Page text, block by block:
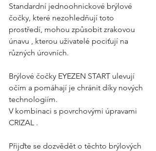
Standardní jednoohnickové brýlové
čočky, které nezohledňují toto
prostředí, mohou způsobit zrakovou
únavu , kterou uživatelé pociťují na
různých úrovních.
Brýlové čočky EYEZEN START ulevují
očím a pomáhají je chránit díky nových
technologiím.
V kombinaci s povrchovými úpravami
CRIZAL .
Přijďte se dozvědět o těchto brýlových